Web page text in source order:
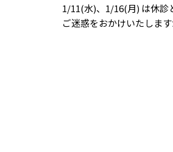
1/11(水)、1/16(月) は休診
ご迷惑をおかけいたしま